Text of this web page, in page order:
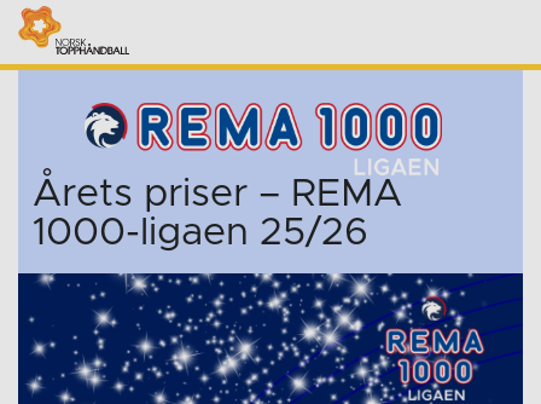
Årets priser – REMA
1000-ligaen 25/26